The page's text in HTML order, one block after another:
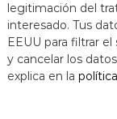
legitimación del
interesado. Tus
EEUU para filtrar
y cancelar los
explica en la